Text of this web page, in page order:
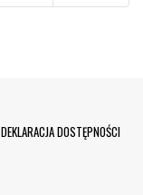
DEKLARACJA DOSTĘPNOŚCI